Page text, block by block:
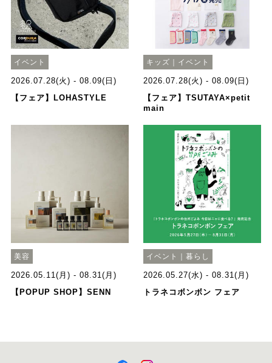
イベント
2026.07.28(火) - 08.09(日)
【フェア】LOHASTYLE
キッズ｜イベント
2026.07.28(火) - 08.09(日)
【フェア】TSUTAYA×petit
main
美容
2026.05.11(月) - 08.31(月)
【POPUP SHOP】SENN
イベント｜暮らし
2026.05.27(水) - 08.31(月)
トラネコボンボン フェア